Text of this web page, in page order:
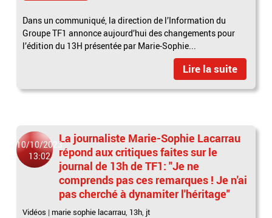
Dans un communiqué, la direction de l’Information du
Groupe TF1 annonce aujourd’hui des changements pour
l’édition du 13H présentée par Marie-Sophie...
Lire la suite
10/10/2023
13:02
La journaliste Marie-Sophie Lacarrau
répond aux critiques faites sur le
journal de 13h de TF1: "Je ne
comprends pas ces remarques ! Je n'ai
pas cherché à dynamiter l'héritage"
Vidéos | marie sophie lacarrau, 13h, jt